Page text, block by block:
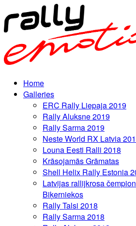
Home
Galleries
ERC Rally Liepaja 2019
Rally Aluksne 2019
Rally Sarma 2019
Neste World RX Latvia
Louna Eesti Ralli 2018
Krāsojamās Grāmatas
Shell Helix Rally Estonia
Latvijas rallijkrosa
Biķerniekos
Rally Talsi 2018
Rally Sarma 2018